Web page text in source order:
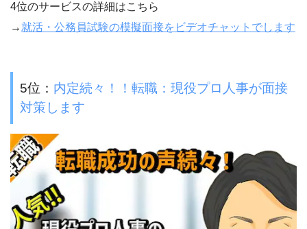
4位のサービスの詳細はこちら
→ 就活・公務員試験の模擬面接をビデオチャットでします
5位： 内定続々！！転職：現役プロ人事が面接
対策します